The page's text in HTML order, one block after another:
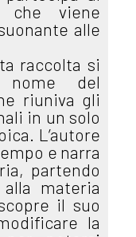
che viene
alle
raccolta si
nome del
riuniva gli
in un solo
L’autore
e narra
partendo
materia
il suo
la